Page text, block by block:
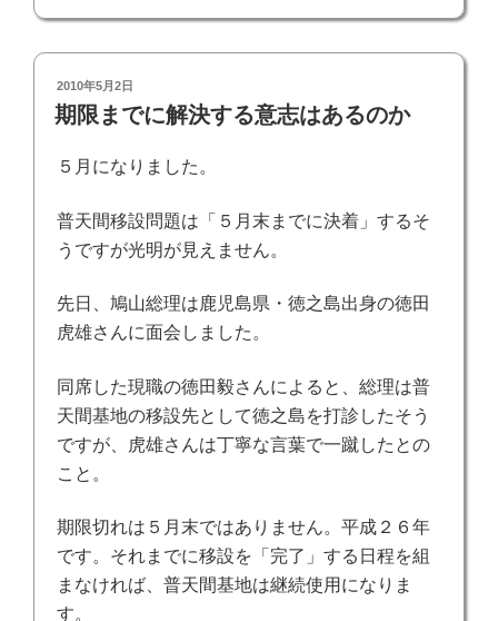
投
稿
日:
2010年5月2日
期限までに解決する意志はあるのか
５月になりました。
普天間移設問題は「５月末までに決着」するそ
うですが光明が見えません。
先日、鳩山総理は鹿児島県・徳之島出身の徳田
虎雄さんに面会しました。
同席した現職の徳田毅さんによると、総理は普
天間基地の移設先として徳之島を打診したそう
ですが、虎雄さんは丁寧な言葉で一蹴したとの
こと。
期限切れは５月末ではありません。平成２６年
です。 それまでに移設を「完了」する日程を組
まなければ、普天間基地は継続使用になりま
す。